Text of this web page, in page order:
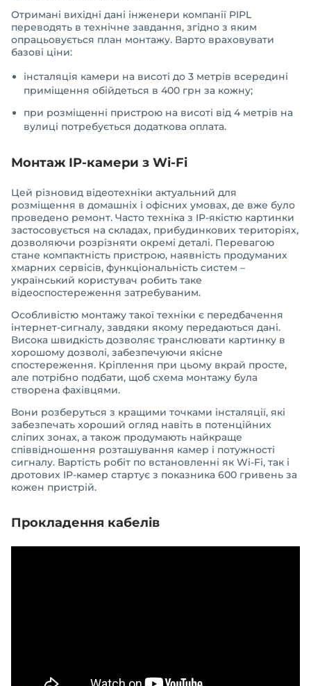
Отримані вихідні дані інженери компанії PIPL
переводять в технічне завдання, згідно з яким
опрацьовується план монтажу. Варто враховувати
базові ціни:
інсталяція камери на висоті до 3 метрів всередині
приміщення обійдеться в 400 грн за кожну;
при розміщенні пристрою на висоті від 4 метрів на
вулиці потребується додаткова оплата.
Монтаж IP-камери з Wi-Fi
Цей різновид відеотехніки актуальний для
розміщення в домашніх і офісних умовах, де вже було
проведено ремонт. Часто техніка з IP-якістю картинки
застосовується на складах, прибудинкових територіях,
дозволяючи розрізняти окремі деталі. Перевагою
стане компактність пристрою, наявність продуманих
хмарних сервісів, функціональність систем –
український користувач робить таке
відеоспостереження затребуваним.
Особливістю монтажу такої техніки є передбачення
інтернет-сигналу, завдяки якому передаються дані.
Висока швидкість дозволяє транслювати картинку в
хорошому дозволі, забезпечуючи якісне
спостереження. Кріплення при цьому вкрай просте,
але потрібно подбати, щоб схема монтажу була
створена фахівцями.
Вони розберуться з кращими точками інсталяції, які
забезпечать хороший огляд навіть в потенційних
сліпих зонах, а також продумають найкраще
співвідношення розташування камер і потужності
сигналу. Вартість робіт по встановленні як Wi-Fi, так і
дротових IP-камер стартує з показника 600 гривень за
кожен пристрій.
Прокладення кабелів